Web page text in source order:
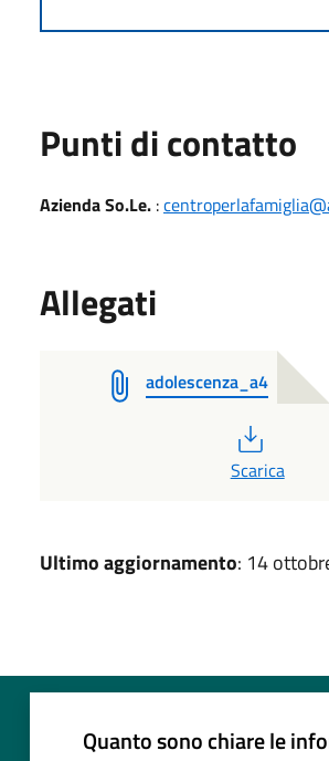
Punti di contatto
Azienda So.Le. :
Allegati
adolescenza_a4
PDF
Scarica
Ultimo aggiornamento: 14
Quanto sono chiare le